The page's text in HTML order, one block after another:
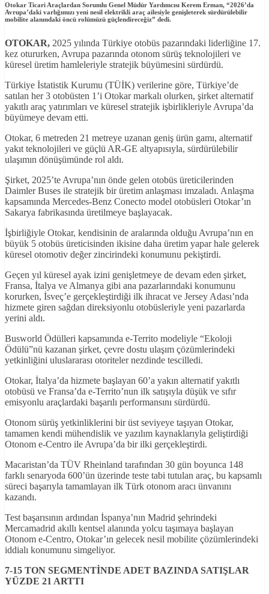
Otokar Ticari Araçlardan Sorumlu Genel Müdür Yardımcısı Kerem Erman, “2026’da
Avrupa’daki varlığımızı yeni nesil elektrikli araç ailesiyle genişleterek sürdürülebilir
mobilite alanındaki öncü rolümüzü güçlendireceğiz” dedi.
OTOKAR, 2025 yılında Türkiye otobüs pazarındaki liderliğine 17.
kez otururken, Avrupa pazarında otonom sürüş teknolojileri ve
küresel üretim hamleleriyle stratejik büyümesini sürdürdü.
Türkiye İstatistik Kurumu (TÜİK) verilerine göre, Türkiye’de
satılan her 3 otobüsten 1’i Otokar markalı olurken, şirket alternatif
yakıtlı araç yatırımları ve küresel stratejik işbirlikleriyle Avrupa’da
büyümeye devam etti.
Otokar, 6 metreden 21 metreye uzanan geniş ürün gamı, alternatif
yakıt teknolojileri ve güçlü AR-GE altyapısıyla, sürdürülebilir
ulaşımın dönüşümünde rol aldı.
Şirket, 2025’te Avrupa’nın önde gelen otobüs üreticilerinden
Daimler Buses ile stratejik bir üretim anlaşması imzaladı. Anlaşma
kapsamında Mercedes-Benz Conecto model otobüsleri Otokar’ın
Sakarya fabrikasında üretilmeye başlayacak.
İşbirliğiyle Otokar, kendisinin de aralarında olduğu Avrupa’nın en
büyük 5 otobüs üreticisinden ikisine daha üretim yapar hale gelerek
küresel otomotiv değer zincirindeki konumunu pekiştirdi.
Geçen yıl küresel ayak izini genişletmeye de devam eden şirket,
Fransa, İtalya ve Almanya gibi ana pazarlarındaki konumunu
korurken, İsveç’e gerçekleştirdiği ilk ihracat ve Jersey Adası’nda
hizmete giren sağdan direksiyonlu otobüsleriyle yeni pazarlarda
yerini aldı.
Busworld Ödülleri kapsamında e-Territo modeliyle “Ekoloji
Ödülü”nü kazanan şirket, çevre dostu ulaşım çözümlerindeki
yetkinliğini uluslararası otoriteler nezdinde tescilledi.
Otokar, İtalya’da hizmete başlayan 60’a yakın alternatif yakıtlı
otobüsü ve Fransa’da e-Territo’nun ilk satışıyla düşük ve sıfır
emisyonlu araçlardaki başarılı performansını sürdürdü.
Otonom sürüş yetkinliklerini bir üst seviyeye taşıyan Otokar,
tamamen kendi mühendislik ve yazılım kaynaklarıyla geliştirdiği
Otonom e-Centro ile Avrupa’da bir ilki gerçekleştirdi.
Macaristan’da TÜV Rheinland tarafından 30 gün boyunca 148
farklı senaryoda 600’ün üzerinde teste tabi tutulan araç, bu kapsamlı
süreci başarıyla tamamlayan ilk Türk otonom aracı ünvanını
kazandı.
Test başarısının ardından İspanya’nın Madrid şehrindeki
Mercamadrid akıllı kentsel alanında yolcu taşımaya başlayan
Otonom e-Centro, Otokar’ın gelecek nesil mobilite çözümlerindeki
iddialı konumunu simgeliyor.
7-15 TON SEGMENTİNDE ADET BAZINDA SATIŞLAR
YÜZDE 21 ARTTI